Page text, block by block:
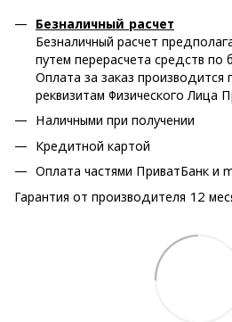
Безналичный расчет
Безналичный расчет
путем перерасчета средств по
Оплата за заказ производится
реквизитам Физического Лица
Наличными при получении
Кредитной картой
Оплата частями ПриватБанк и
Гарантия от производителя 12